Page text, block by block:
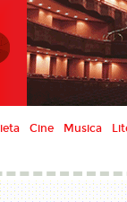
Cine Musica